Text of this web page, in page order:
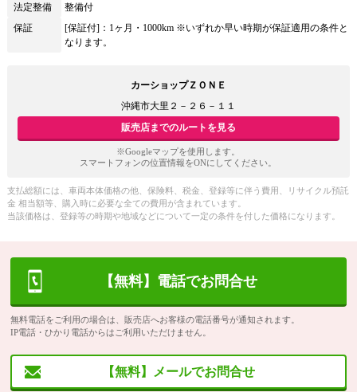
法定整備
整備付
保証
[保証付]：1ヶ月・1000km ※いずれか早い時期が保証適用の条件と
なります。
カーショップＺＯＮＥ
沖縄市大里２－２６－１１
販売店までのルートを見る
※Googleマップを使用します。
スマートフォンの位置情報をONにしてください。
支払総額には、車両本体価格の他、保険料、税金、登録等に伴う費用、リサイクル預託
金 相当額等、購入時に必要な全ての費用が含まれています。
当該価格は、登録等の時期や地域などについて一定の条件を付した価格になります。
【無料】電話でお問合せ
無料電話をご利用の場合は、販売店へお客様の電話番号が通知されます。
IP電話・ひかり電話からはご利用いただけません。
【無料】メールでお問合せ